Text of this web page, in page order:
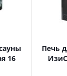
16
Печь